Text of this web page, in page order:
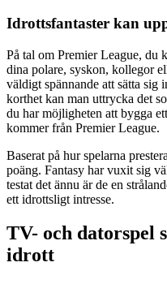
Idrottsfantaster kan
På tal om Premier League, du
dina polare, syskon, kollegor
väldigt spännande att sätta sig
korthet kan man uttrycka det
du har möjligheten att bygga
kommer från Premier League.
Baserat på hur spelarna
poäng. Fantasy har vuxit sig
testat det ännu är de en
ett idrottsligt intresse.
TV- och datorspel
idrott